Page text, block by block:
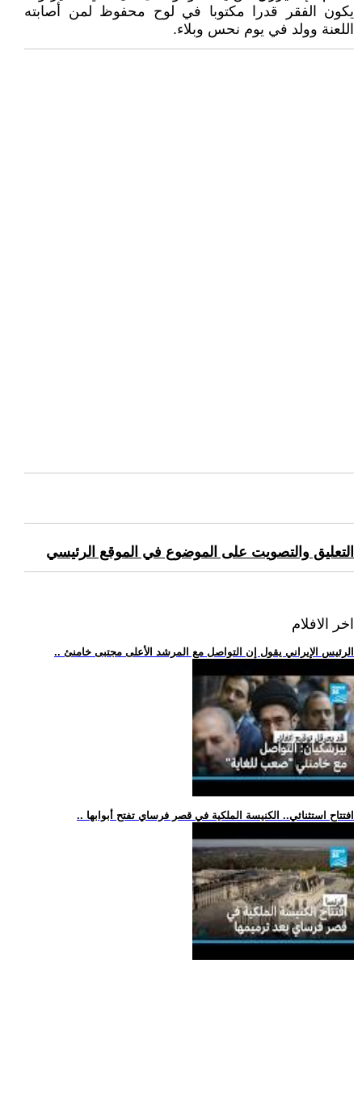
يكون الفقر قدرا مكتوبا في لوح محفوظ لمن أصابته
اللعنة وولد في يوم نحس وبلاء.
التعليق والتصويت على الموضوع في الموقع الرئيسي
اخر الافلام
.. الرئيس الإيراني يقول إن التواصل مع المرشد الأعلى مجتبى خامنئ
.. افتتاح استثنائي.. الكنيسة الملكية في قصر فرساي تفتح أبوابها